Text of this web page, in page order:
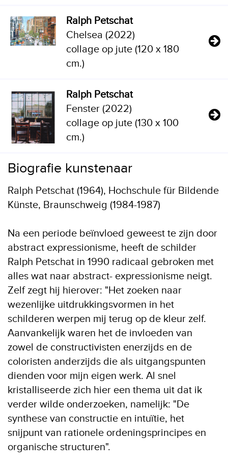
Ralph Petschat
Chelsea (2022)
collage op jute (120 x 180
cm.)
Ralph Petschat
Fenster (2022)
collage op jute (130 x 100
cm.)
Biografie kunstenaar
Ralph Petschat (1964), Hochschule für Bildende
Künste, Braunschweig (1984-1987)
Na een periode beïnvloed geweest te zijn door
abstract expressionisme, heeft de schilder
Ralph Petschat in 1990 radicaal gebroken met
alles wat naar abstract- expressionisme neigt.
Zelf zegt hij hierover: "Het zoeken naar
wezenlijke uitdrukkingsvormen in het
schilderen werpen mij terug op de kleur zelf.
Aanvankelijk waren het de invloeden van
zowel de constructivisten enerzijds en de
coloristen anderzijds die als uitgangspunten
dienden voor mijn eigen werk. Al snel
kristalliseerde zich hier een thema uit dat ik
verder wilde onderzoeken, namelijk: "De
synthese van constructie en intuïtie, het
snijpunt van rationele ordeningsprincipes en
organische structuren".